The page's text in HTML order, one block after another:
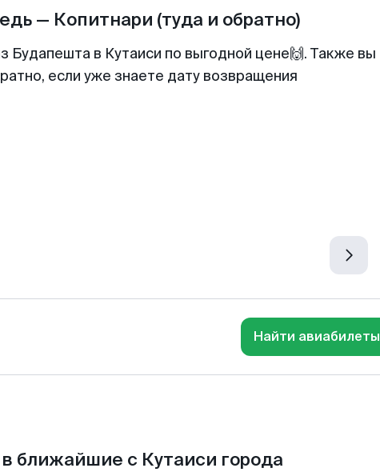
— Копитнари (туда и обратно)
Будапешта в Кутаиси по выгодной цене🙌. Также вы
если уже знаете дату возвращения
Найти авиабилеты
ближайшие с Кутаиси города